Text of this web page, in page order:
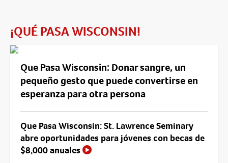
¡QUÉ PASA WISCONSIN!
Que Pasa Wisconsin: Donar sangre, un
pequeño gesto que puede convertirse en
esperanza para otra persona
Que Pasa Wisconsin: St. Lawrence Seminary
abre oportunidades para jóvenes con becas de
$8,000 anuales